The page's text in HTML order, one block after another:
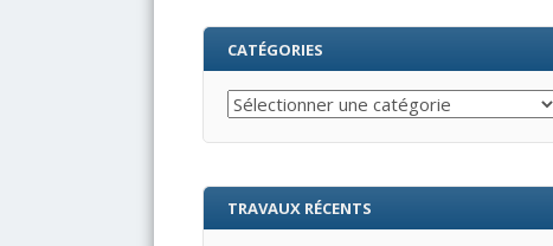
CATÉGORIES
Catégories
TRAVAUX RÉCENTS